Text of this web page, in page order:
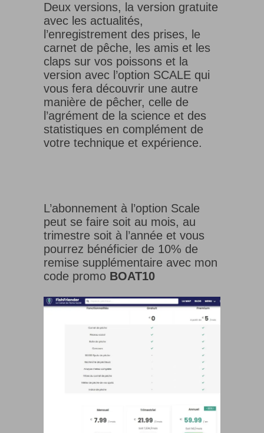
Deux versions, la version gratuite
avec les actualités,
l’enregistrement des prises, le
carnet de pêche, les amis et les
claps sur vos poissons et la
version avec l’option SCALE qui
vous fera découvrir une autre
manière de pêcher, celle de
l’agrément de la science et des
statistiques en complément de
votre technique et expérience.
L’abonnement à l’option Scale
peut se faire soit au mois, au
trimestre soit à l’année et vous
pourrez bénéficier de 10% de
remise supplémentaire avec mon
code promo BOAT10